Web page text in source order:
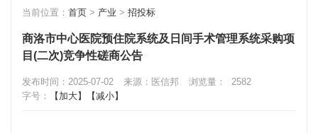
当前位置： 首页 > 产业 > 招投标
商洛市中心医院预住院系统及日间手术管理系统采购项
目(二次)竞争性磋商公告
发布时间：2025-07-02 来源：医信邦 浏览量：
2582
字号：
【加大】 【减小】